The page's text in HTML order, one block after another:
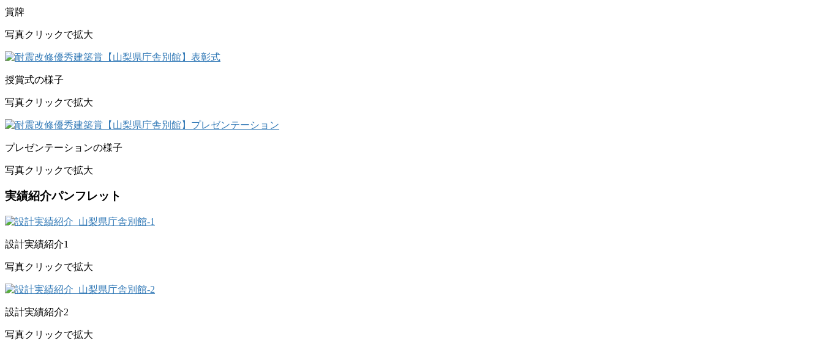
賞牌
写真クリックで拡大
授賞式の様子
写真クリックで拡大
プレゼンテーションの様子
写真クリックで拡大
実績紹介パンフレット
設計実績紹介1
写真クリックで拡大
設計実績紹介2
写真クリックで拡大